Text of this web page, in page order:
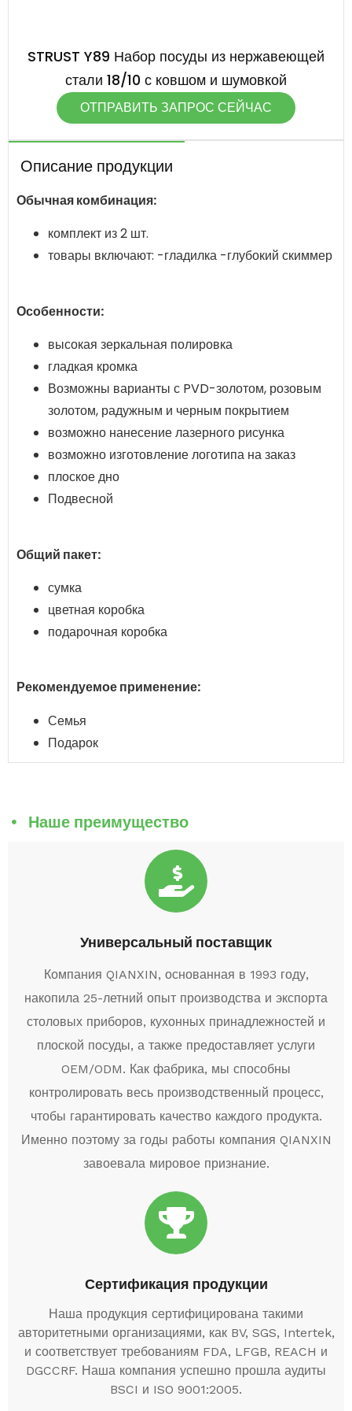
STRUST Y89 Набор посуды из нержавеющей
стали 18/10 с ковшом и шумовкой
ОТПРАВИТЬ ЗАПРОС СЕЙЧАС
Описание продукции
Обычная комбинация:
комплект из 2 шт.
товары включают: -гладилка -глубокий скиммер
Особенности:
высокая зеркальная полировка
гладкая кромка
Возможны варианты с PVD-золотом, розовым
золотом, радужным и черным покрытием
возможно нанесение лазерного рисунка
возможно изготовление логотипа на заказ
плоское дно
Подвесной
Общий пакет:
сумка
цветная коробка
подарочная коробка
Рекомендуемое применение:
Семья
Подарок
Наше преимущество
Универсальный поставщик
Компания QIANXIN, основанная в 1993 году,
накопила 25-летний опыт производства и экспорта
столовых приборов, кухонных принадлежностей и
плоской посуды, а также предоставляет услуги
OEM/ODM. Как фабрика, мы способны
контролировать весь производственный процесс,
чтобы гарантировать качество каждого продукта.
Именно поэтому за годы работы компания QIANXIN
завоевала мировое признание.
Сертификация продукции
Наша продукция сертифицирована такими
авторитетными организациями, как BV, SGS, Intertek,
и соответствует требованиям FDA, LFGB, REACH и
DGCCRF. Наша компания успешно прошла аудиты
BSCI и ISO 9001:2005.